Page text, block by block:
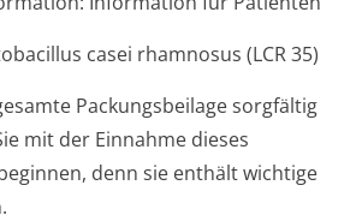
casei rhamnosus (LCR 35)
Packungsbeilage sorgfältig
mit der Einnahme dieses
denn sie enthält wichtige